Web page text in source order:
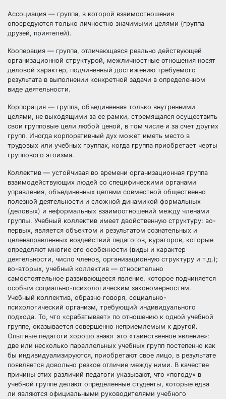
Ассоциация — группа, в которой взаимоотношения
опосредуются только личностно значимыми целями (группа
друзей, приятелей).
Кооперация — группа, отличающаяся реально действующей
организационной структурой, межличностные отношения носят
деловой характер, подчиненный достижению требуемого
результата в выполнении конкретной задачи в определенном
виде деятельности.
Корпорация — группа, объединенная только внутренними
целями, не выходящими за ее рамки, стремящаяся осуществить
свои групповые цели любой ценой, в том числе и за счет других
групп. Иногда корпоративный дух может иметь место в
трудовых или учебных группах, когда группа приобретает черты
группового эгоизма.
Коллектив — устойчивая во времени организационная группа
взаимодействующих людей со специфическими органами
управления, объединенных целями совместной общественно
полезной деятельности и сложной динамикой формальных
(деловых) и неформальных взаимоотношений между членами
группы. Учебный коллектив имеет двойственную структуру: во-
первых, является объектом и результатом сознательных и
целенаправленных воздействий педагогов, кураторов, которые
определяют многие его особенности (виды и характер
деятельности, число членов, организационную структуру и т.д.);
во-вторых, учебный коллектив — относительно
самостоятельное развивающееся явление, которое подчиняется
особым социально-психологическим закономерностям.
Учебный коллектив, образно говоря, социально-
психологический организм, требующий индивидуального
подхода. То, что «срабатывает» по отношению к одной учебной
группе, оказывается совершенно неприемлемым к другой.
Опытные педагоги хорошо знают это «таинственное явление»:
две или несколько параллельных учебных групп постепенно как
бы индивидуализируются, приобретают свое лицо, в результате
появляется довольно резкое отличие между ними. В качестве
причины этих различий педагоги указывают, что «погоду» в
учебной группе делают определенные студенты, которые едва
ли являются официальными руководителями учебного